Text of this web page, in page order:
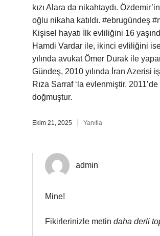
kızı Alara da nikahtaydı.
oğlu nikaha katıldı. #ebrugündeş
Kişisel hayatı İlk evliliğini 16
Hamdi Vardar ile, ikinci evliliğini
yılında avukat Ömer Durak ile
Gündeş, 2010 yılında İran Azerisi
Rıza Sarraf ‘la evlenmiştir. 2011’de
doğmuştur.
Ekim 21, 2025 Yanıtla
admin
Mine!
Fikirlerinizle metin daha derli